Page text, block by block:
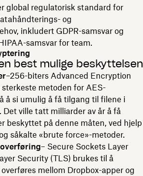
global regulatorisk standard for
og
inkludert GDPR-samsvar og
samsvar for team.
best mulige beskyttelsen
–256-biters Advanced Encryption
metoden for AES-
å si umulig å få tilgang til filene i
Det ville tatt milliarder av år å få
beskyttet på denne måten, ved hjelp
såkalte «brute force»-metoder.
– Secure Sockets Layer
Security (TLS) brukes til å
mellom Dropbox-apper og